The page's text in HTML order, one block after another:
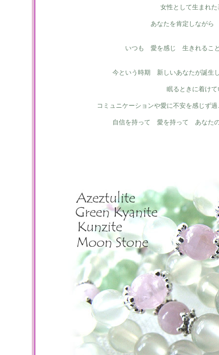
女性として生まれ
あなたを肯定しながら
いつも 愛を感じ 生きれるこ
今という時期 新しいあなたが誕生
眠るときに着け
コミュニケーションや愛に不安を感じず
自信を持って 愛を持って あなたの